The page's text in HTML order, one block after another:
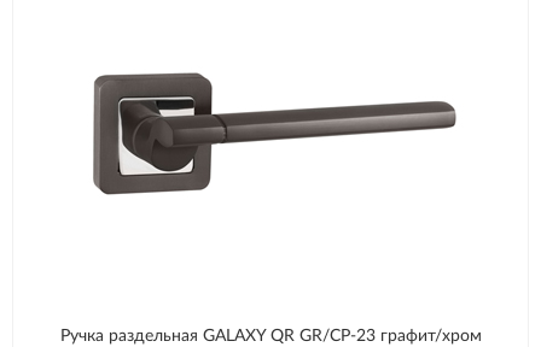
Ручка раздельная GALAXY QR GR/CP-23 графит/хром